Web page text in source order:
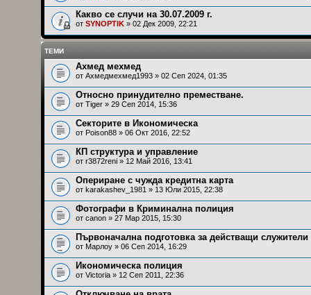
Какво се случи на 30.07.2009 г.
от SYNOPTIK » 02 Дек 2009, 22:21
ТЕМИ
Ахмед мехмед
от Ахмедмехмед1993 » 02 Сеп 2024, 01:35
Относно принудително преместване.
от Tiger » 29 Сеп 2014, 15:36
Секторите в Икономическа
от Poison88 » 06 Окт 2016, 22:52
КП структура и управление
от r3872reni » 12 Май 2016, 13:41
Опериране с чужда кредитна карта
от karakashev_1981 » 13 Юли 2015, 22:38
Фотографи в Криминална полиция
от canon » 27 Мар 2015, 15:30
Първоначална подготовка за действащи служители
от Марлоу » 06 Сеп 2014, 16:29
Икономическа полиция
от Victoria » 12 Сеп 2011, 22:36